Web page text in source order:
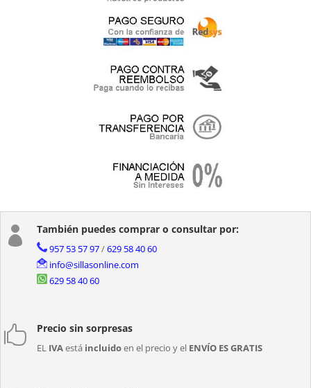
 También puedes comprar o consultar por:
957 53 57 97/629 58 40 60
info@sillasonline.com
629 58 40 60
 Precio sin sorpresas
EL IVAestá incluidoen el precio y el ENVÍO ES GRATIS